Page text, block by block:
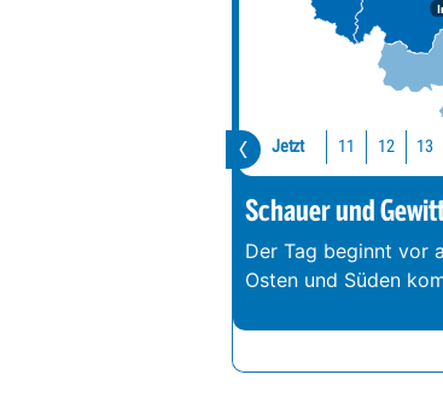
Jetzt 11 12 13
Schauer und
Der Tag beginnt vor
Osten und Süden